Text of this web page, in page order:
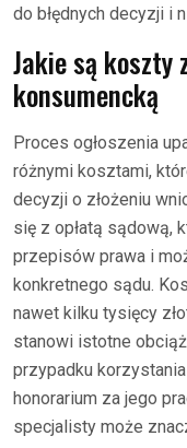
do błędnych decyzji i
Jakie są koszty
konsumencką
Proces ogłoszenia
różnymi kosztami,
decyzji o złożeniu
się z opłatą sądową,
przepisów prawa i
konkretnego sądu.
nawet kilku tysięcy
stanowi istotne
przypadku
honorarium za jego
specjalisty może